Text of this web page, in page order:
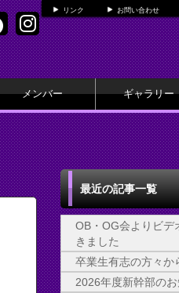
リンク お問い合わせ
メンバー ギャラリー
最近の記事一覧
OB・OG会よりビデ
きました
卒業生有志の方々か
2026年度新幹部の